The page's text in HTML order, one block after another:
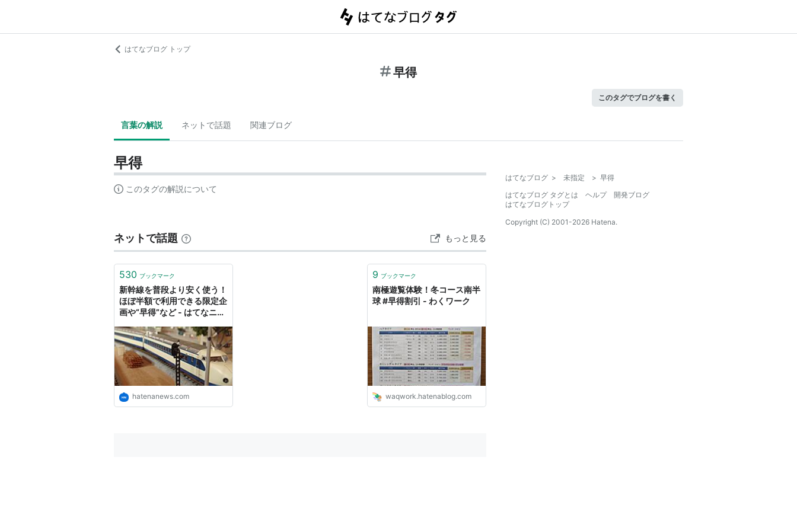
はてなブログ トップ
早得
このタグでブログを書く
言葉の解説 ネットで話題 関連ブログ
早得
このタグの解説について
ネットで話題 もっと見る
530 ブックマーク
新幹線を普段より安く使う！
ほぼ半額で利用できる限定企
画や“早得”など - はてなニュ
hatenanews.com
9 ブックマーク
南極遊覧体験！冬コース南半
球 #早得割引 - わくワーク
waqwork.hatenablog.com
はてなブログ > 未指定 > 早得
はてなブログ タグとは
ヘルプ
開発ブログ
はてなブログトップ
Copyright (C) 2001-2026 Hatena.